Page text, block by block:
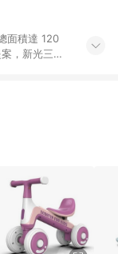
面積達 120
，新光三越
來更愉悅美